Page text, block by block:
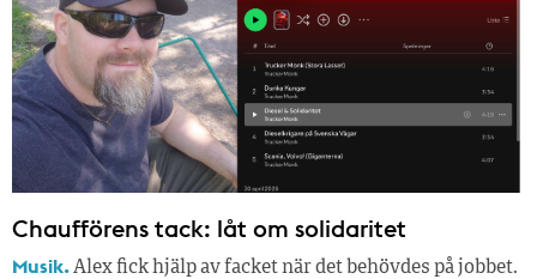
Chaufförens tack: låt om solidaritet
Musik.Alex fick hjälp av facket när det behövdes på jobbet.